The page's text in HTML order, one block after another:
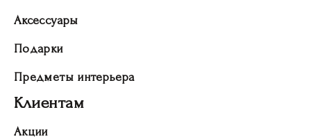
Аксессуары
Подарки
Предметы интерьера
Клиентам
Акции